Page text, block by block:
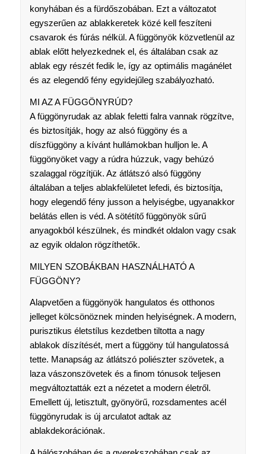
konyhában és a fürdőszobában. Ezt a változatot
egyszerűen az ablakkeretek közé kell feszíteni
csavarok és fúrás nélkül. A függönyök közvetlenül az
ablak előtt helyezkednek el, és általában csak az
ablak egy részét fedik le, így az optimális magánélet
és az elegendő fény egyidejűleg szabályozható.
MI AZ A FÜGGÖNYRÚD?
A függönyrudak az ablak feletti falra vannak rögzítve,
és biztosítják, hogy az alsó függöny és a
díszfüggöny a kívánt hullámokban hulljon le. A
függönyöket vagy a rúdra húzzuk, vagy behúzó
szalaggal rögzítjük. Az átlátszó alsó függöny
általában a teljes ablakfelületet lefedi, és biztosítja,
hogy elegendő fény jusson a helyiségbe, ugyanakkor
belátás ellen is véd. A sötétítő függönyök sűrű
anyagokból készülnek, és mindkét oldalon vagy csak
az egyik oldalon rögzíthetők.
MILYEN SZOBÁKBAN HASZNÁLHATÓ A
FÜGGÖNY?
Alapvetően a függönyök hangulatos és otthonos
jelleget kölcsönöznek minden helyiségnek. A modern,
purisztikus életstílus kezdetben tiltotta a nagy
ablakok díszítését, mert a függöny túl hangulatossá
tette. Manapság az átlátszó poliészter szövetek, a
laza vászonszövetek és a finom tónusok teljesen
megváltoztatták ezt a nézetet a modern életről.
Emellett új, letisztult, gyönyörű, rozsdamentes acél
függönyrudak is új arculatot adtak az
ablakdekorációnak.